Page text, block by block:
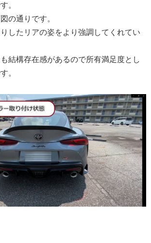
。
の通りです。
したリアの姿をより強調してくれてい
結構存在感があるので所有満足度とし
。